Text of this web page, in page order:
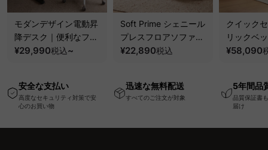
モダンデザイン電動昇
降デスク｜便利なフッ
ク・コンセント・
ー機能搭載ワークデス
ク
¥29,990税込~
Soft Prime シェニール
プレスフロアソファ｜
圧縮梱包で搬入しやす
ァ
¥22,890税込
クイック
リックベ
要で組み
¥58,090
安全な支払い
高度なセキュリティ対策で安
心のお買い物
迅速な無料配送
すべてのご注文が対象
5年間品
品質保証書
届け